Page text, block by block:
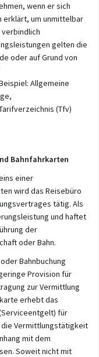
wenn er sich
erklärt, um unmittelbar
gelten die
oder auf Grund von
Allgemeine
(Tfv)
Bahnfahrkarten
einer
wird das Reisebüro
tätig. Als
und haftet
der
oder Bahn.
Bahnbuchung
Provision für
zur Vermittlung
erhebt das
für
Vermittlungstätigkeit
mit dem
Soweit nicht mit